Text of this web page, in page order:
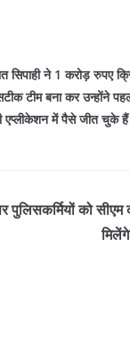
ने 1 करोड़ रुपए
टीम बना कर उन्होंने
एप्लीकेशन में पैसे जीत चुके
पुलिसकर्मियों को